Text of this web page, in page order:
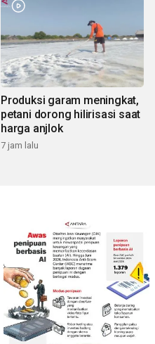
Produksi garam meningkat,
petani dorong hilirisasi saat
harga anjlok
7 jam lalu